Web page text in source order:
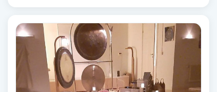
Rosenmetoden
Ryggmassage